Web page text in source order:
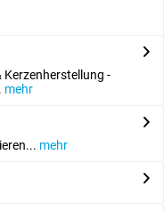
-
mehr
mehr